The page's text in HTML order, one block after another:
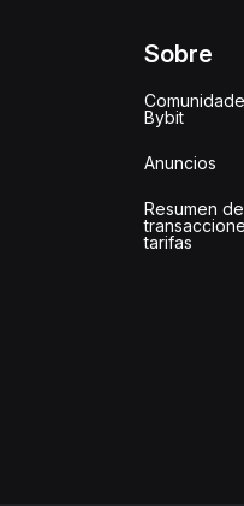
Sobre
Bybit
Anuncios
Resumen de
tarifas